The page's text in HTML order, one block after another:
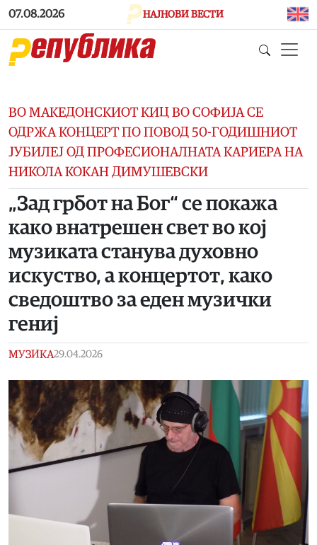
Skip to main content
07.08.2026 НАЈНОВИ ВЕСТИ
ВО МАКЕДОНСКИОТ КИЦ ВО СОФИЈА СЕ
ОДРЖА КОНЦЕРТ ПО ПОВОД 50-ГОДИШНИОТ
ЈУБИЛЕЈ ОД ПРОФЕСИОНАЛНАТА КАРИЕРА НА
НИКОЛА КОКАН ДИМУШЕВСКИ
„Зад грбот на Бог“ се покажа
како внатрешен свет во кој
музиката станува духовно
искуство, a концертот, како
сведоштво за еден музички
гениј
МУЗИКА29.04.2026